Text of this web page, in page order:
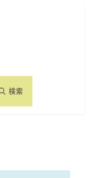
検索